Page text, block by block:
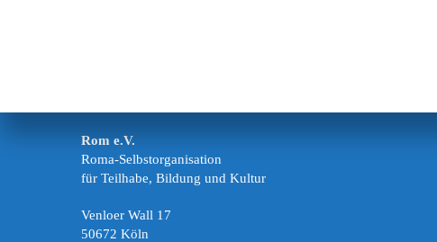
Rom e.V.
Roma-Selbstorganisation
für Teilhabe, Bildung und Kultur
Venloer Wall 17
50672 Köln